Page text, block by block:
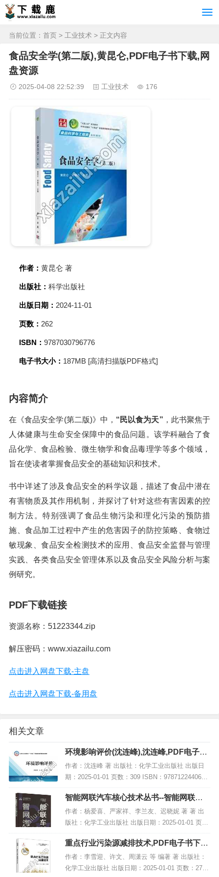
当前位置： 首页 > 工业技术 > 正文内容
食品安全学(第二版),黄昆仑,PDF电子书下载,网
盘资源
2025-04-08 22:52:39 工业技术 176
作者： 黄昆仑 著
出版社： 科学出版社
出版日期： 2024-11-01
页数： 262
ISBN： 9787030796776
电子书大小： 187MB [高清扫描版PDF格式]
内容简介
在《食品安全学(第二版)》中， “民以食为天” ，此书聚焦于
人体健康与生命安全保障中的食品问题。该学科融合了食
品化学、食品检验、微生物学和食品毒理学等多个领域，
旨在使读者掌握食品安全的基础知识和技术。
书中详述了涉及食品安全的科学议题，描述了食品中潜在
有害物质及其作用机制，并探讨了针对这些有害因素的控
制方法。特别强调了食品生物污染和理化污染的预防措
施、食品加工过程中产生的危害因子的防控策略、食物过
敏现象、食品安全检测技术的应用、食品安全监督与管理
实践、各类食品安全管理体系以及食品安全风险分析与案
例研究。
PDF下载链接
资源名称：51223344.zip
解压密码：www.xiazailu.com
点击进入网盘下载-主盘
点击进入网盘下载-备用盘
相关文章
环境影响评价(沈连峰),沈连峰,PDF电子书
下载,网盘资源
作者：沈连峰 著 出版社：化学工业出版社 出版日
期：2025-01-01 页数：309 ISBN：9787122440617
电子书大小：208MB [高清扫描版PDF格式] 内容简
介 教材...
智能网联汽车核心技术丛书--智能网联汽
车线控底盘技术,PDF下载
作者：杨爱喜、严家祥、李兰友、迟晓妮 著 著 出
版社：化学工业出版社 出版日期：2025-01-01 页
数：213 ISBN：9787122464156 电子书大小：189
MB [高清扫描版P...
重点行业污染源减排技术,PDF电子书下载,
网盘资源
作者：李雪迎、许文、周潇云 等 编著 著 出版社：
化学工业出版社 出版日期：2025-01-01 页数：278 I